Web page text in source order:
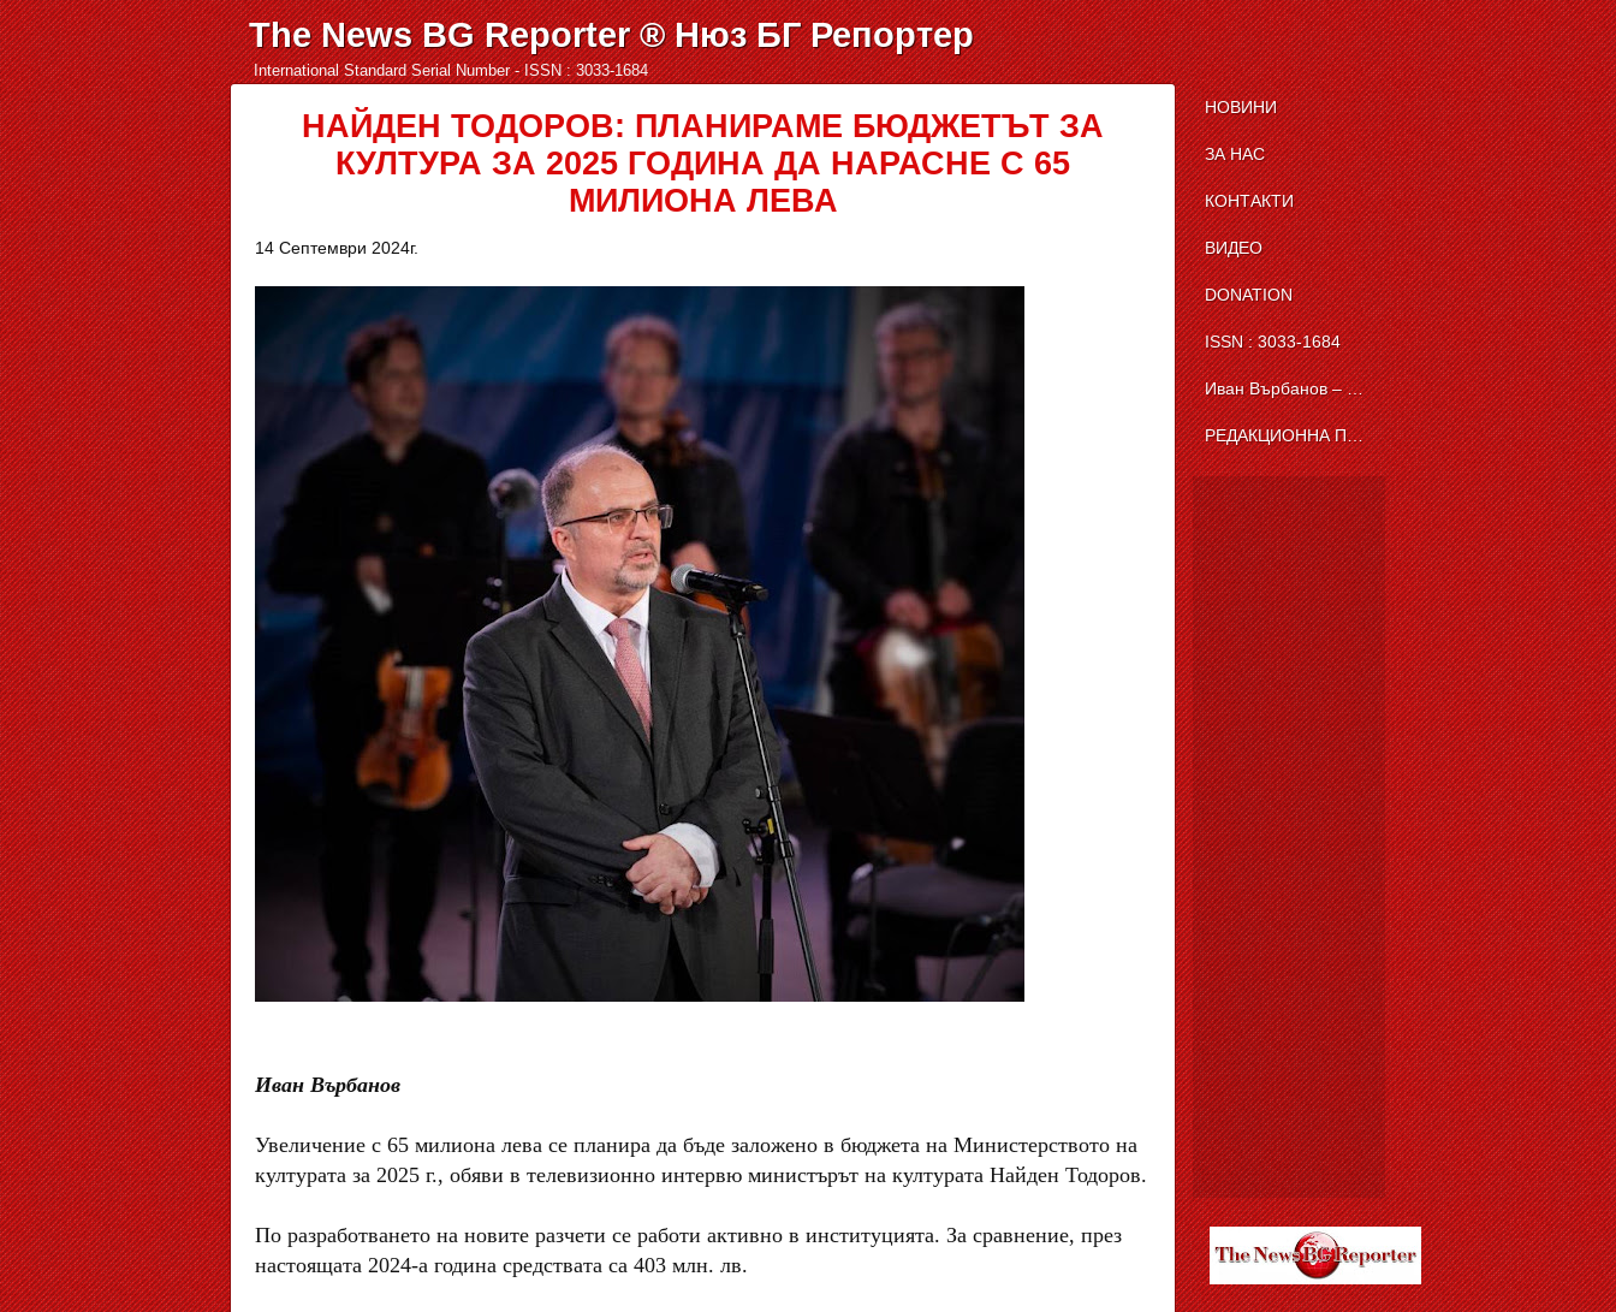
International Standard Serial Number - ISSN : 3033-1684
The News BG Reporter ® Нюз БГ Репортер
НАЙДЕН ТОДОРОВ: ПЛАНИРАМЕ БЮДЖЕТЪТ ЗА
КУЛТУРА ЗА 2025 ГОДИНА ДА НАРАСНЕ С 65
МИЛИОНА ЛЕВА
14 Септември 2024г.
Иван Върбанов
Увеличение с 65 милиона лева се планира да бъде заложено в бюджета на Министерството на
културата за 2025 г., обяви в телевизионно интервю министърът на културата Найден Тодоров.
По разработването на новите разчети се работи активно в институцията. За сравнение, през
настоящата 2024-а година средствата са 403 млн. лв.
НОВИНИ
ЗА НАС
КОНТАКТИ
ВИДЕО
DONATION
ISSN : 3033-1684
Иван Върбанов – журналист | The News BG Reporter
РЕДАКЦИОННА ПОЛИТИКА НА THE NEWS BG REPORTER